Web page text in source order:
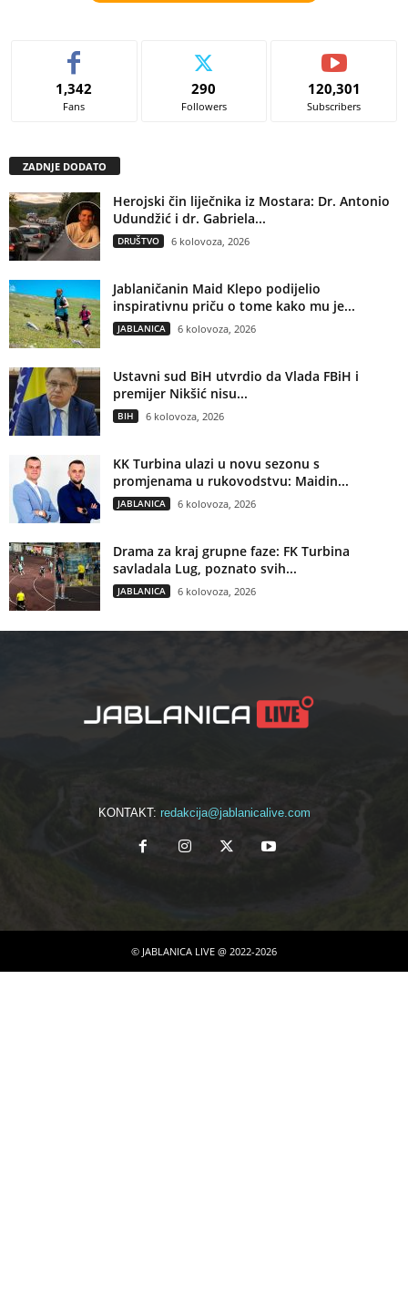
1,342
Fans
290
Followers
120,301
Subscribers
ZADNJE DODATO
Herojski čin liječnika iz Mostara: Dr. Antonio
Udundžić i dr. Gabriela...
DRUŠTVO 6 kolovoza, 2026
Jablaničanin Maid Klepo podijelio
inspirativnu priču o tome kako mu je...
JABLANICA 6 kolovoza, 2026
Ustavni sud BiH utvrdio da Vlada FBiH i
premijer Nikšić nisu...
BIH 6 kolovoza, 2026
KK Turbina ulazi u novu sezonu s
promjenama u rukovodstvu: Maidin...
JABLANICA 6 kolovoza, 2026
Drama za kraj grupne faze: FK Turbina
savladala Lug, poznato svih...
JABLANICA 6 kolovoza, 2026
KONTAKT: redakcija@jablanicalive.com
© JABLANICA LIVE @ 2022-2026